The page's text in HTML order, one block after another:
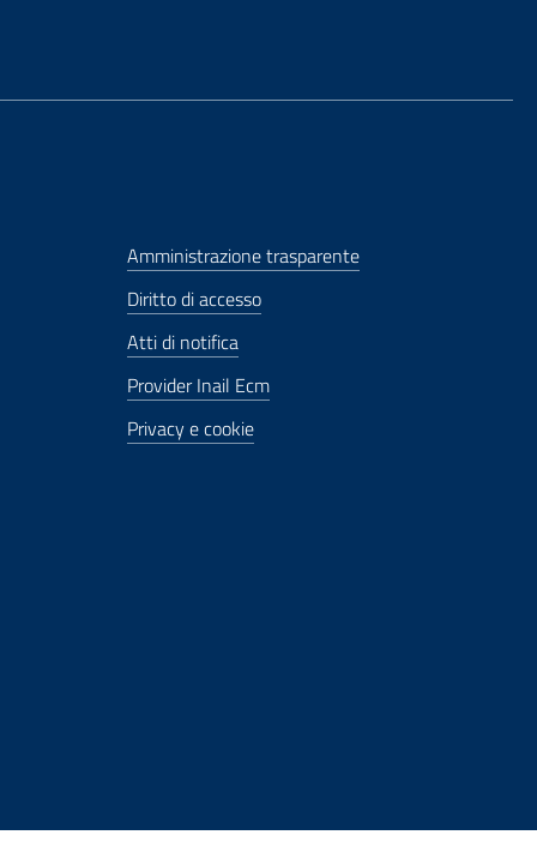
Amministrazione trasparente
Diritto di accesso
Atti di notifica
Provider Inail Ecm
Privacy e cookie